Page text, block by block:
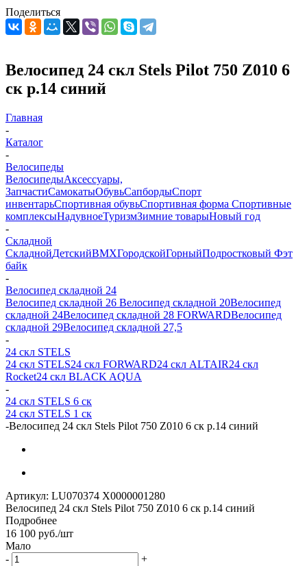
Поделиться
Велосипед 24 скл Stels Pilot 750 Z010 6
ск р.14 синий
Главная
-
Каталог
-
Велосипеды
ВелосипедыАксессуары,
ЗапчастиСамокатыОбувьСапбордыСпорт
инвентарьСпортивная обувьСпортивная форма Спортивные
комплексыНадувноеТуризмЗимние товарыНовый год
-
Складной
СкладнойДетскийBMXГородскойГорныйПодростковый Фэт
байк
-
Велосипед складной 24
Велосипед складной 26 Велосипед складной 20Велосипед
складной 24Велосипед складной 28 FORWARDВелосипед
складной 29Велосипед складной 27,5
-
24 скл STELS
24 скл STELS24 скл FORWARD24 скл ALTAIR24 скл
Rocket24 скл BLACK AQUA
-
24 скл STELS 6 ск
24 скл STELS 1 ск
-Велосипед 24 скл Stels Pilot 750 Z010 6 ск р.14 синий
Артикул: LU070374 X0000001280
Велосипед 24 скл Stels Pilot 750 Z010 6 ск р.14 синий
Подробнее
16 100 руб./шт
Мало
-
+